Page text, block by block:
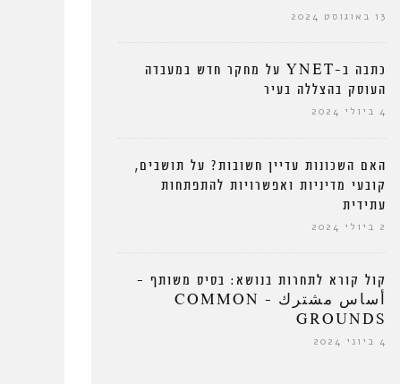
13 באוגוסט 2024
כתבה ב-YNET על מחקר חדש במעבדה
העוסק בהצללה בעיר
4 ביולי 2024
האם השכונות עדיין חשובות? על תושבים,
קובעי מדיניות ואפשרויות להתפתחות
עתידית
2 ביולי 2024
קול קורא לתחרות בנושא: בסיס משותף –
أساس مشترك – COMMON
GROUNDS
4 ביוני 2024